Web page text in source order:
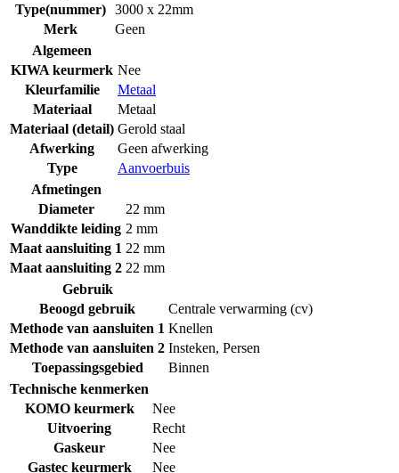
Type(nummer) 3000 x 22mm
Merk
Geen
Algemeen
KIWA keurmerk Nee
Kleurfamilie
Metaal
Materiaal
Metaal
Materiaal (detail) Gerold staal
Afwerking
Geen afwerking
Type
Aanvoerbuis
Afmetingen
Diameter
22 mm
Wanddikte leiding 2 mm
Maat aansluiting 1 22 mm
Maat aansluiting 2 22 mm
Gebruik
Beoogd gebruik
Centrale verwarming (cv)
Methode van aansluiten 1 Knellen
Methode van aansluiten 2 Insteken, Persen
Toepassingsgebied
Binnen
Technische kenmerken
KOMO keurmerk
Nee
Uitvoering
Recht
Gaskeur
Nee
Gastec keurmerk
Nee